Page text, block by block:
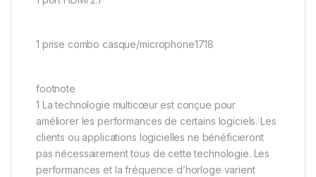
1 prise combo casque/microphone1718
footnote
1 La technologie multicœur est conçue pour
améliorer les performances de certains logiciels. Les
clients ou applications logicielles ne bénéficieront
pas nécessairement tous de cette technologie. Les
performances et la fréquence d’horloge varient